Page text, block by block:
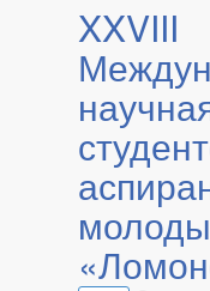
XXVIII